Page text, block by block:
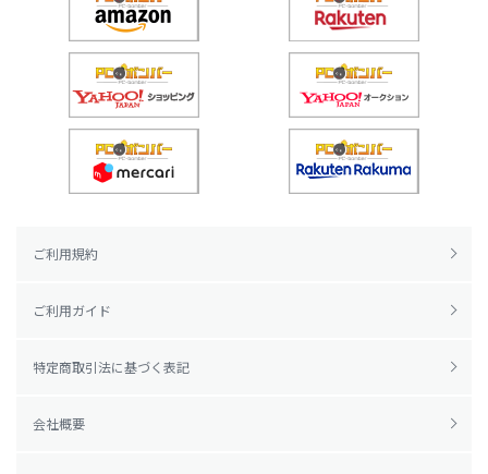
ご利用規約
ご利用ガイド
特定商取引法に基づく表記
会社概要